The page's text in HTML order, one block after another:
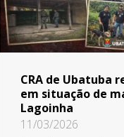
CRA de Ubatuba
em situação de
Lagoinha
11/03/2026